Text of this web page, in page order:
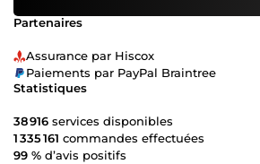
Partenaires
Assurance par Hiscox
Paiements par PayPal Braintree
Statistiques
38 916 services disponibles
1 335 161 commandes effectuées
99 % d’avis positifs